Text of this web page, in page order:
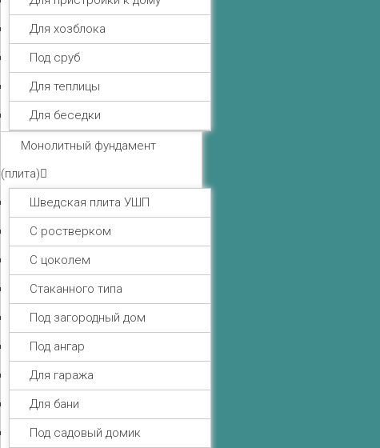
Для хозблока
Под сруб
Для теплицы
Для беседки
Монолитный фундамент
(плита)
Шведская плита УШП
С ростверком
С цоколем
Стаканного типа
Под загородный дом
Под ангар
Для гаража
Для бани
Под садовый домик